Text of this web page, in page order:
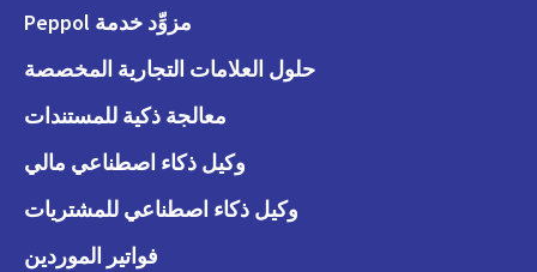
مزوِّد خدمة Peppol
حلول العلامات التجارية المخصصة
معالجة ذكية للمستندات
وكيل ذكاء اصطناعي مالي
وكيل ذكاء اصطناعي للمشتريات
فواتير الموردين